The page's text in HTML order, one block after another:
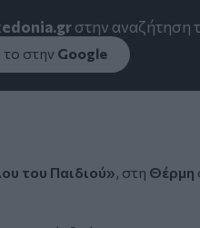
στην αναζήτηση
στην Google
του Παιδιού» , στη Θέρμη